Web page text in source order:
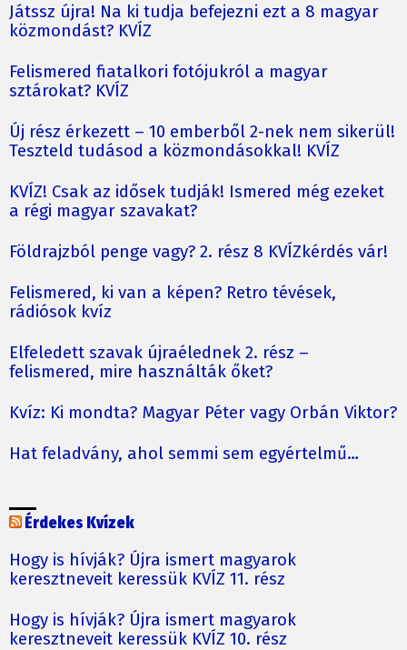
Játssz újra! Na ki tudja befejezni ezt a 8 magyar
közmondást? KVÍZ
Felismered fiatalkori fotójukról a magyar
sztárokat? KVÍZ
Új rész érkezett – 10 emberből 2-nek nem sikerül!
Teszteld tudásod a közmondásokkal! KVÍZ
KVÍZ! Csak az idősek tudják! Ismered még ezeket
a régi magyar szavakat?
Földrajzból penge vagy? 2. rész 8 KVÍZkérdés vár!
Felismered, ki van a képen? Retro tévések,
rádiósok kvíz
Elfeledett szavak újraélednek 2. rész –
felismered, mire használták őket?
Kvíz: Ki mondta? Magyar Péter vagy Orbán Viktor?
Hat feladvány, ahol semmi sem egyértelmű…
Érdekes Kvízek
Hogy is hívják? Újra ismert magyarok
keresztneveit keressük KVÍZ 11. rész
Hogy is hívják? Újra ismert magyarok
keresztneveit keressük KVÍZ 10. rész